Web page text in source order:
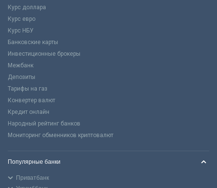
Курс доллара
Курс евро
Курс НБУ
Банковские карты
Инвестиционные брокеры
Межбанк
Депозиты
Тарифы на газ
Конвертер валют
Кредит онлайн
Народный рейтинг банков
Мониторинг обменников криптовалют
Популярные банки
Приватбанк